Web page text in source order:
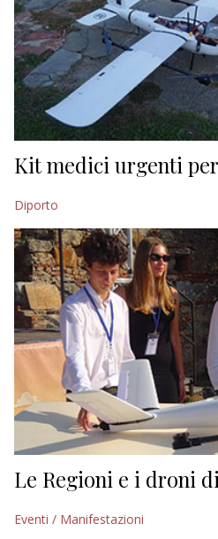
Kit medici urgenti
Diporto
Le Regioni e i droni
Eventi / Manifestazioni